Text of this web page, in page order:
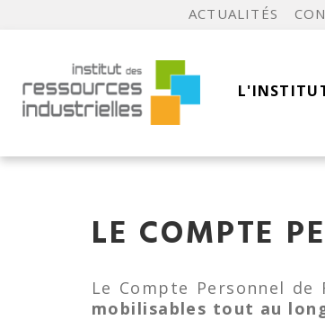
ACTUALITÉS
LE COMPTE
Le Compte Personnel
mobilisables tout au